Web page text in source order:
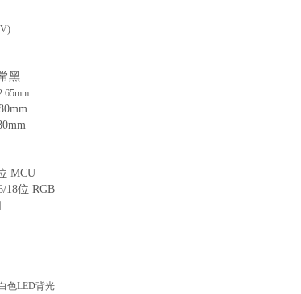
黑
mm
mm
MCU
位 RGB
色LED背光